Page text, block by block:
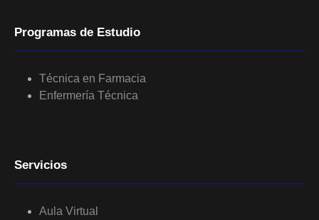
Programas de Estudio
Técnica en Farmacia
Enfermería Técnica
Servicios
Aula Virtual